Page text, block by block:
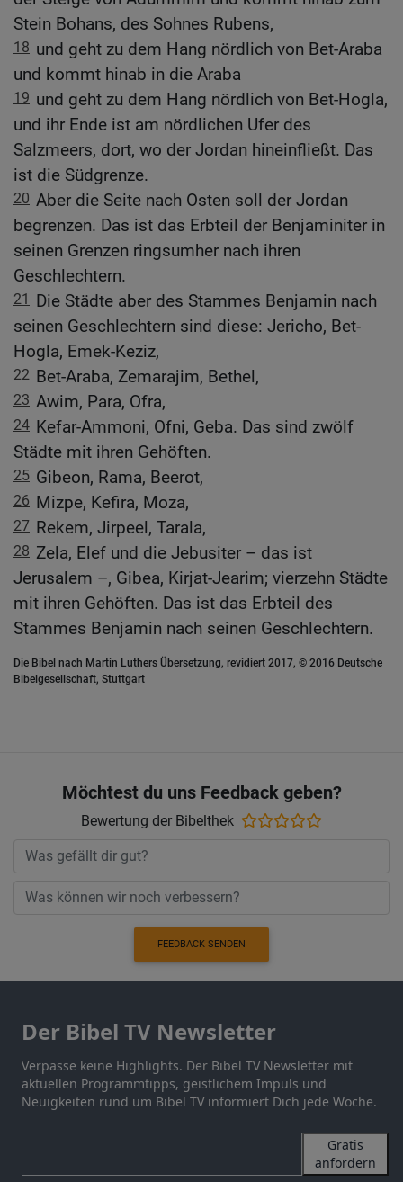
Stein Bohans, des Sohnes Rubens,
18 und geht zu dem Hang nördlich von Bet-Araba
und kommt hinab in die Araba
19 und geht zu dem Hang nördlich von Bet-Hogla,
und ihr Ende ist am nördlichen Ufer des
Salzmeers, dort, wo der Jordan hineinfließt. Das
ist die Südgrenze.
20 Aber die Seite nach Osten soll der Jordan
begrenzen. Das ist das Erbteil der Benjaminiter in
seinen Grenzen ringsumher nach ihren
Geschlechtern.
21
Die Städte aber des Stammes Benjamin nach
seinen Geschlechtern sind diese: Jericho, Bet-
Hogla, Emek-Keziz,
22 Bet-Araba, Zemarajim, Bethel,
23 Awim, Para, Ofra,
24 Kefar-Ammoni, Ofni, Geba. Das sind zwölf
Städte mit ihren Gehöften.
25 Gibeon, Rama, Beerot,
26 Mizpe, Kefira, Moza,
27 Rekem, Jirpeel, Tarala,
28 Zela, Elef und die Jebusiter – das ist
Jerusalem –, Gibea, Kirjat-Jearim; vierzehn Städte
mit ihren Gehöften. Das ist das Erbteil des
Stammes Benjamin nach seinen Geschlechtern.
Die Bibel nach Martin Luthers Übersetzung, revidiert 2017, © 2016 Deutsche
Bibelgesellschaft, Stuttgart
Möchtest du uns Feedback geben?
Bewertung der Bibelthek
FEEDBACK SENDEN
Der Bibel TV Newsletter
Verpasse keine Highlights. Der Bibel TV Newsletter mit
aktuellen Programmtipps, geistlichem Impuls und
Neuigkeiten rund um Bibel TV informiert Dich jede Woche.
Gratis
anfordern